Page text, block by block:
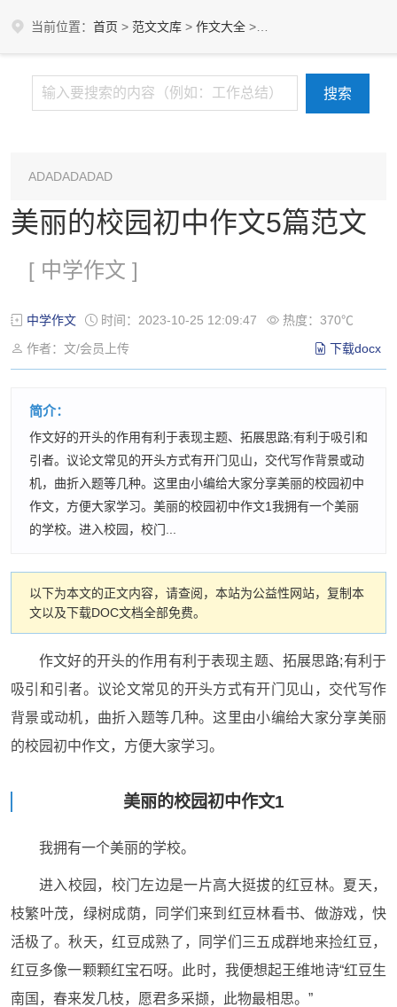
当前位置： 首页 > 范文文库 > 作文大全 >
ADADADADAD
美丽的校园初中作文5篇范文
[ 中学作文 ]
中学作文 时间：2023-10-25 12:09:47
热度：370℃
作者：文/会员上传
下载docx
简介：
作文好的开头的作用有利于表现主题、拓展思路;有利于吸引和
引者。议论文常见的开头方式有开门见山，交代写作背景或动
机，曲折入题等几种。这里由小编给大家分享美丽的校园初中
作文，方便大家学习。美丽的校园初中作文1我拥有一个美丽
的学校。进入校园，校门...
以下为本文的正文内容，请查阅，本站为公益性网站，复制本
文以及下载DOC文档全部免费。
作文好的开头的作用有利于表现主题、拓展思路;有利于
吸引和引者。议论文常见的开头方式有开门见山，交代写作
背景或动机，曲折入题等几种。这里由小编给大家分享美丽
的校园初中作文，方便大家学习。
美丽的校园初中作文1
我拥有一个美丽的学校。
进入校园，校门左边是一片高大挺拔的红豆林。夏天，
枝繁叶茂，绿树成荫，同学们来到红豆林看书、做游戏，快
活极了。秋天，红豆成熟了，同学们三五成群地来捡红豆，
红豆多像一颗颗红宝石呀。此时，我便想起王维地诗“红豆生
南国，春来发几枝，愿君多采撷，此物最相思。”